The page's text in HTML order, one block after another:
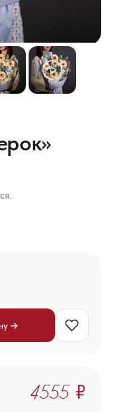
→
4 555 ₽